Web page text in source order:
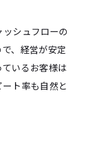
シュフローの
、経営が安定
いるお客様は
ト率も自然と